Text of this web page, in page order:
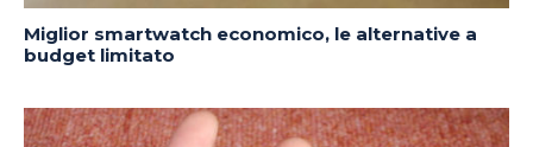
Miglior smartwatch economico, le alternative a
budget limitato